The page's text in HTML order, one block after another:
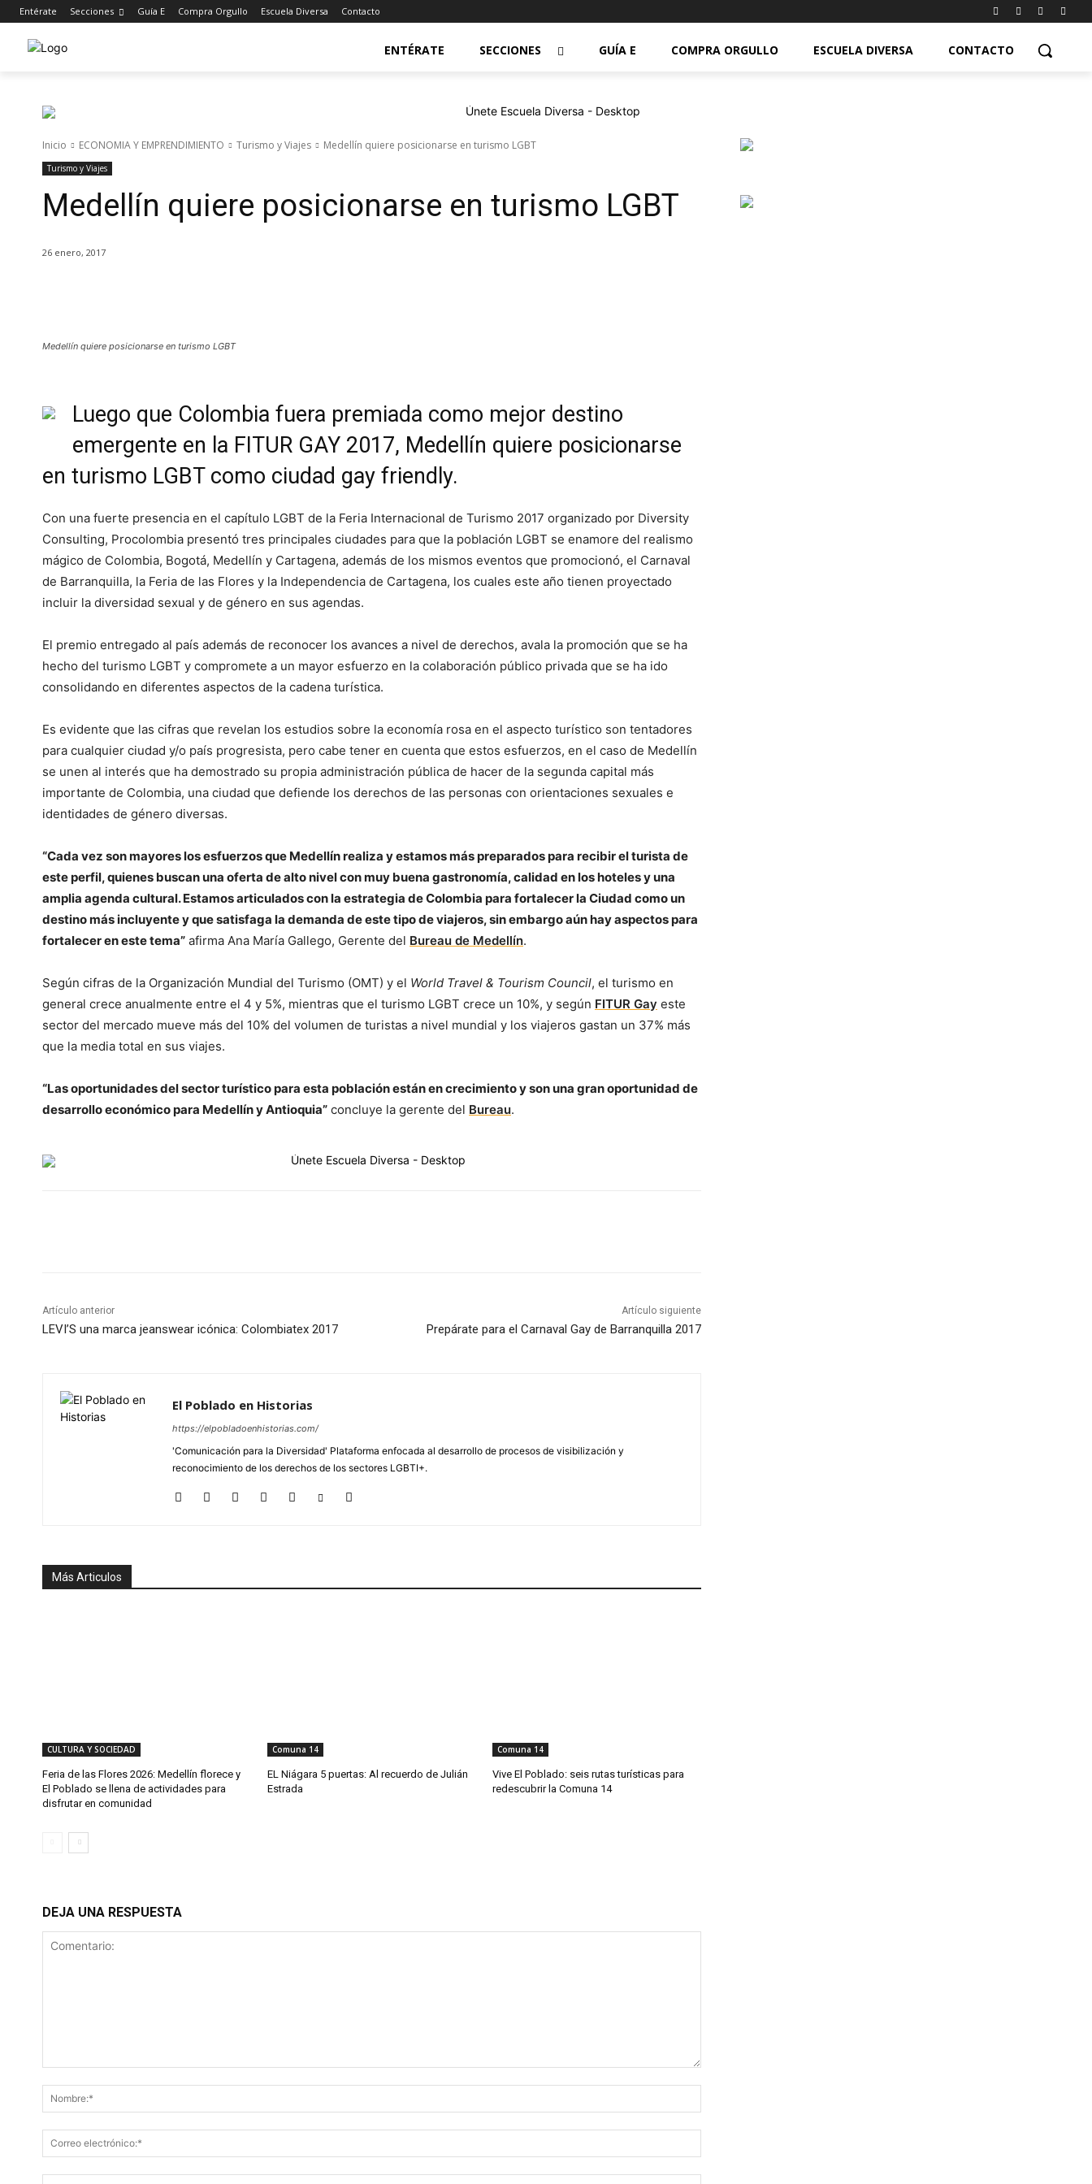
Entérate Secciones Guía E Compra Orgullo Escuela Diversa Contacto
ENTÉRATE SECCIONES GUÍA E COMPRA ORGULLO ESCUELA DIVERSA CONTACTO
Inicio ECONOMIA Y EMPRENDIMIENTO Turismo y Viajes Medellín quiere posicionarse en turismo LGBT
Turismo y Viajes
Medellín quiere posicionarse en turismo LGBT
26 enero, 2017
Medellín quiere posicionarse en turismo LGBT
Luego que Colombia fuera premiada como mejor destino
emergente en la FITUR GAY 2017, Medellín quiere posicionarse
en turismo LGBT como ciudad gay friendly.
Con una fuerte presencia en el capítulo LGBT de la Feria Internacional de Turismo 2017 organizado por Diversity
Consulting, Procolombia presentó tres principales ciudades para que la población LGBT se enamore del realismo
mágico de Colombia, Bogotá, Medellín y Cartagena, además de los mismos eventos que promocionó, el Carnaval
de Barranquilla, la Feria de las Flores y la Independencia de Cartagena, los cuales este año tienen proyectado
incluir la diversidad sexual y de género en sus agendas.
El premio entregado al país además de reconocer los avances a nivel de derechos, avala la promoción que se ha
hecho del turismo LGBT y compromete a un mayor esfuerzo en la colaboración público privada que se ha ido
consolidando en diferentes aspectos de la cadena turística.
Es evidente que las cifras que revelan los estudios sobre la economía rosa en el aspecto turístico son tentadores
para cualquier ciudad y/o país progresista, pero cabe tener en cuenta que estos esfuerzos, en el caso de Medellín
se unen al interés que ha demostrado su propia administración pública de hacer de la segunda capital más
importante de Colombia, una ciudad que defiende los derechos de las personas con orientaciones sexuales e
identidades de género diversas.
“Cada vez son mayores los esfuerzos que Medellín realiza y estamos más preparados para recibir el turista de
este perfil, quienes buscan una oferta de alto nivel con muy buena gastronomía, calidad en los hoteles y una
amplia agenda cultural. Estamos articulados con la estrategia de Colombia para fortalecer la Ciudad como un
destino más incluyente y que satisfaga la demanda de este tipo de viajeros, sin embargo aún hay aspectos para
fortalecer en este tema” afirma Ana María Gallego, Gerente del Bureau de Medellín.
Según cifras de la Organización Mundial del Turismo (OMT) y el World Travel & Tourism Council, el turismo en
general crece anualmente entre el 4 y 5%, mientras que el turismo LGBT crece un 10%, y según FITUR Gay este
sector del mercado mueve más del 10% del volumen de turistas a nivel mundial y los viajeros gastan un 37% más
que la media total en sus viajes.
“Las oportunidades del sector turístico para esta población están en crecimiento y son una gran oportunidad de
desarrollo económico para Medellín y Antioquia” concluye la gerente del Bureau.
Artículo anterior
LEVI’S una marca jeanswear icónica: Colombiatex 2017
Artículo siguiente
Prepárate para el Carnaval Gay de Barranquilla 2017
El Poblado en Historias
https://elpobladoenhistorias.com/
'Comunicación para la Diversidad' Plataforma enfocada al desarrollo de procesos de visibilización y
reconocimiento de los derechos de los sectores LGBTI+.
Más Articulos
CULTURA Y SOCIEDAD
Feria de las Flores 2026: Medellín florece y
El Poblado se llena de actividades para
disfrutar en comunidad
Comuna 14
EL Niágara 5 puertas: Al recuerdo de Julián
Estrada
Comuna 14
Vive El Poblado: seis rutas turísticas para
redescubrir la Comuna 14
DEJA UNA RESPUESTA
electrónico:*